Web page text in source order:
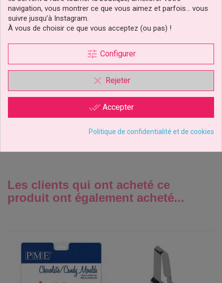
Tapis D'impression Écorce
Ajouter au panier
Les clients qui ont acheté ce
produit ont également acheté...
navigation, vous montrer ce que vous aimez et parfois… vous
suivre jusqu’à Instagram.
À vous de choisir ce que vous acceptez (ou pas) !
tune Configurer
clear Rejeter
done_all Accepter
Politique de confidentialité et de cookies